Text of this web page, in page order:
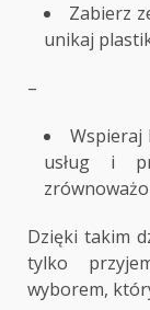
Zabierz
unikaj
–
Wspieraj
usług i
Dzięki takim
tylko
wyborem,